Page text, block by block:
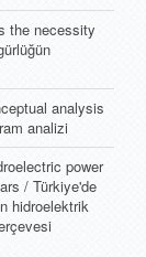
the necessity
analysis
analizi
power
/ Türkiye'de
hidroelektrik